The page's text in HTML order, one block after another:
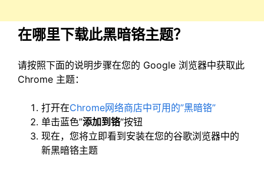
在哪里下载此黑暗铬主题？
请按照下面的说明步骤在您的 Google 浏览器中获取此
Chrome 主题：
打开在Chrome网络商店中可用的”黑暗铬”
单击蓝色”添加到铬“按钮
现在，您将立即看到安装在您的谷歌浏览器中的
新黑暗铬主题